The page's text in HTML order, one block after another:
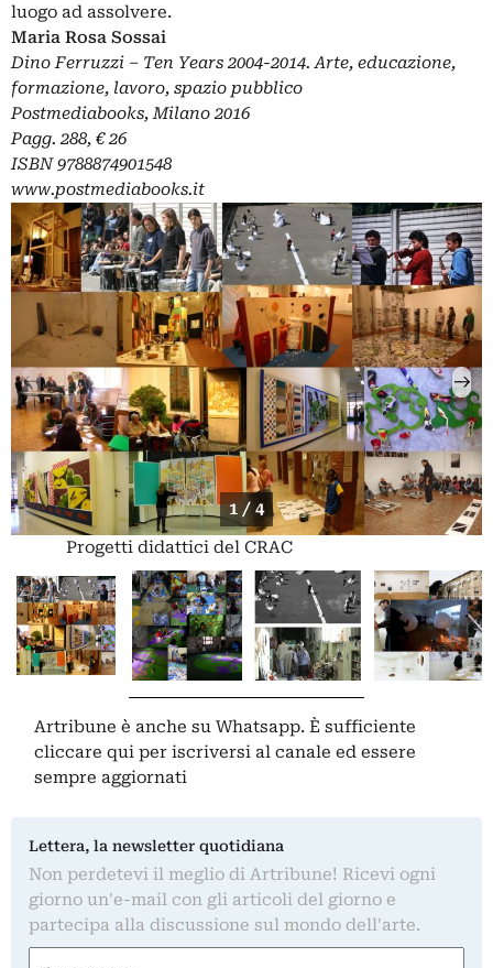
luogo ad assolvere.
Maria Rosa Sossai
Dino Ferruzzi – Ten Years 2004-2014. Arte, educazione,
formazione, lavoro, spazio pubblico
Postmediabooks, Milano 2016
Pagg. 288, € 26
ISBN 9788874901548
www.postmediabooks.it
1 / 4
Progetti didattici del CRAC
Artribune è anche su Whatsapp. È sufficiente
cliccare qui per iscriversi al canale ed essere
sempre aggiornati
Lettera, la newsletter quotidiana
Non perdetevi il meglio di Artribune! Ricevi ogni
giorno un'e-mail con gli articoli del giorno e
partecipa alla discussione sul mondo dell'arte.